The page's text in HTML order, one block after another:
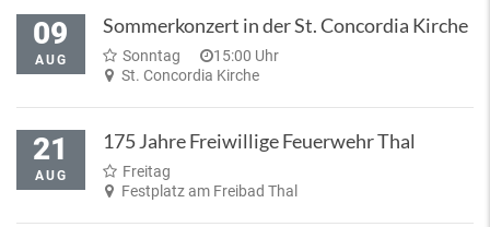
09
AUG
Sommerkonzert in der St. Concordia Kirche
Sonntag
15:00 Uhr
St. Concordia Kirche
21
AUG
175 Jahre Freiwillige Feuerwehr Thal
Freitag
Festplatz am Freibad Thal